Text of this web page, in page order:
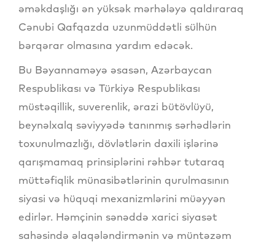
əməkdaşlığı ən yüksək mərhələyə qaldıraraq
Cənubi Qafqazda uzunmüddətli sülhün
bərqərar olmasına yardım edəcək.
Bu Bəyannaməyə əsasən, Azərbaycan
Respublikası və Türkiyə Respublikası
müstəqillik, suverenlik, ərazi bütövlüyü,
beynəlxalq səviyyədə tanınmış sərhədlərin
toxunulmazlığı, dövlətlərin daxili işlərinə
qarışmamaq prinsiplərini rəhbər tutaraq
müttəfiqlik münasibətlərinin qurulmasının
siyasi və hüquqi mexanizmlərini müəyyən
edirlər. Həmçinin sənəddə xarici siyasət
sahəsində əlaqələndirmənin və müntəzəm